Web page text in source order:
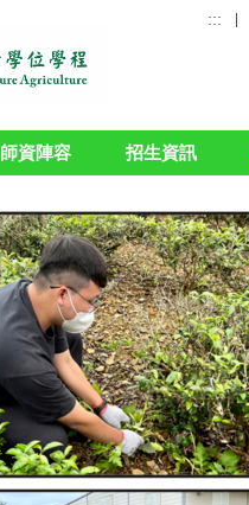
:::
師資陣容 招生資訊